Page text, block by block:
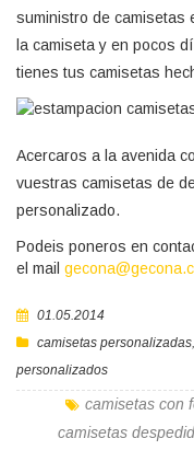
suministro de camisetas
la camiseta y en pocos
tienes tus camisetas
Acercaros a la avenida
vuestras camisetas de
personalizado.
Podeis poneros en
el mail
01.05.2014
camisetas personalizadas,
personalizados
camisetas con
camisetas